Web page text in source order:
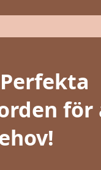
Perfekta
för